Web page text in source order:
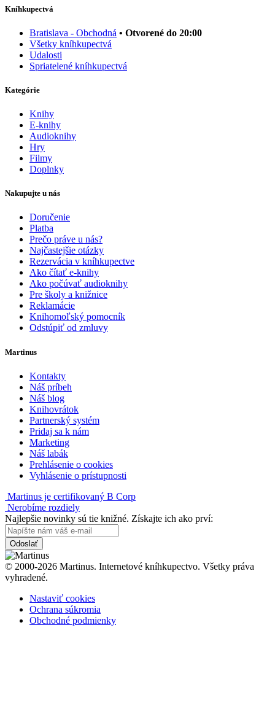
Kníhkupectvá
Bratislava - Obchodná • Otvorené do 20:00
Všetky kníhkupectvá
Udalosti
Spriatelené kníhkupectvá
Kategórie
Knihy
E-knihy
Audioknihy
Hry
Filmy
Doplnky
Nakupujte u nás
Doručenie
Platba
Prečo práve u nás?
Najčastejšie otázky
Rezervácia v kníhkupectve
Ako čítať e-knihy
Ako počúvať audioknihy
Pre školy a knižnice
Reklamácie
Knihomoľský pomocník
Odstúpiť od zmluvy
Martinus
Kontakty
Náš príbeh
Náš blog
Knihovrátok
Partnerský systém
Pridaj sa k nám
Marketing
Náš labák
Prehlásenie o cookies
Vyhlásenie o prístupnosti
Martinus je certifikovaný B Corp
Nerobíme rozdiely
Najlepšie novinky sú tie knižné. Získajte ich ako prví:
Odoslať
© 2000-2026 Martinus. Internetové kníhkupectvo. Všetky práva
vyhradené.
Nastaviť cookies
Ochrana súkromia
Obchodné podmienky